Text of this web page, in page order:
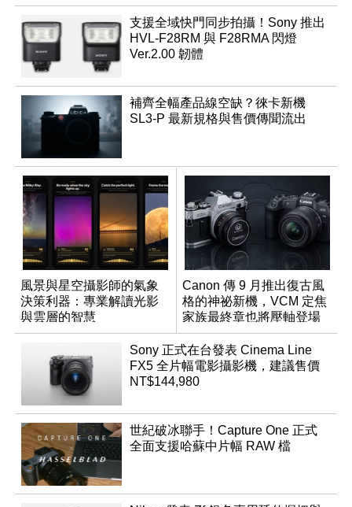
支援全域快門同步拍攝！Sony 推出
HVL-F28RM 與 F28RMA 閃燈
Ver.2.00 韌體
補齊全幅產品線空缺？徠卡新機
SL3-P 最新規格與售價傳聞流出
風景與星空攝影師的氣象
決策利器：專業解讀光影
與雲層的智慧
App「Atmos」登場
Canon 傳 9 月推出復古風
格的神祕新機，VCM 定焦
家族最終章也將壓軸登場
Sony 正式在台發表 Cinema Line
FX5 全片幅電影攝影機，建議售價
NT$144,980
世紀破冰聯手！Capture One 正式
全面支援哈蘇中片幅 RAW 檔